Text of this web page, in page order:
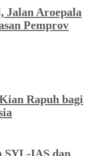
Jalan Aroepala
Pemprov
Rapuh bagi
SYL-IAS dan